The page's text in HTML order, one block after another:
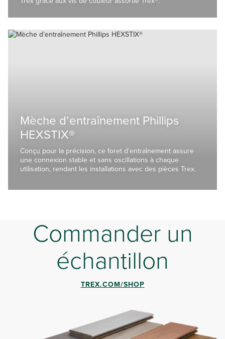
Mèche d’entraînement Phillips
HEXSTIX®
Conçu pour la précision, ce foret d’entraînement assure
une connexion stable et sans oscillations à chaque
utilisation, rendant les installations avec des pièces Trex.
Commander un
échantillon
TREX.COM/SHOP